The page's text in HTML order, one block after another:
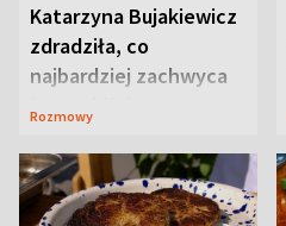
Katarzyna Bujakiewicz
zdradziła, co
najbardziej zachwyca
ją w Lublinie
Rozmowy